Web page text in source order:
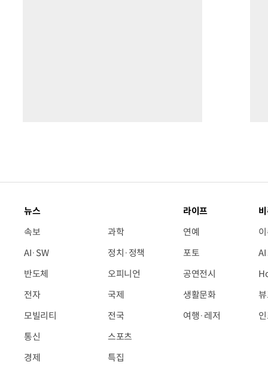
뉴스
속보
AI·SW
반도체
전자
모빌리티
통신
경제
과학
정치·정책
오피니언
국제
전국
스포츠
특집
라이프
연예
포토
공연전시
생활문화
여행·레저